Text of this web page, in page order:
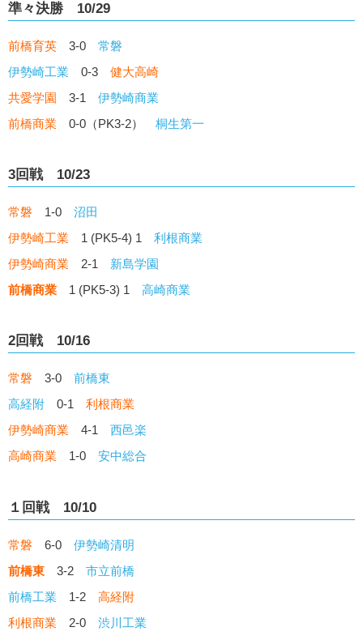
準々決勝 10/29
前橋育英 3-0 常磐
伊勢崎工業 0-3 健大高崎
共愛学園
3-1 伊勢崎商業
前橋商業
0-0（PK3-2） 桐生第一
3回戦 10/23
常磐 1-0 沼田
伊勢崎工業 1 (PK5-4) 1 利根商業
伊勢崎商業 2-1 新島学園
前橋商業 1 (PK5-3) 1 高崎商業
2回戦 10/16
常磐 3-0 前橋東
高経附 0-1 利根商業
伊勢崎商業 4-1 西邑楽
高崎商業 1-0 安中総合
１回戦 10/10
常磐 6-0 伊勢崎清明
前橋東 3-2 市立前橋
前橋工業 1-2 高経附
利根商業 2-0 渋川工業